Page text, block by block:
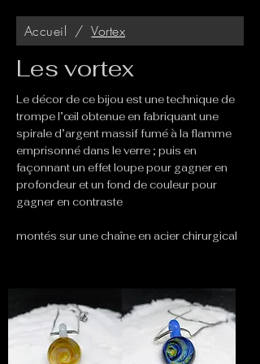
Accueil / Vortex
Les vortex
Le décor de ce bijou est une technique de
trompe l’œil obtenue en fabriquant une
spirale d’argent massif fumé à la flamme
emprisonné dans le verre ; puis en
façonnant un effet loupe pour gagner en
profondeur et un fond de couleur pour
gagner en contraste
montés sur une chaîne en acier chirurgical